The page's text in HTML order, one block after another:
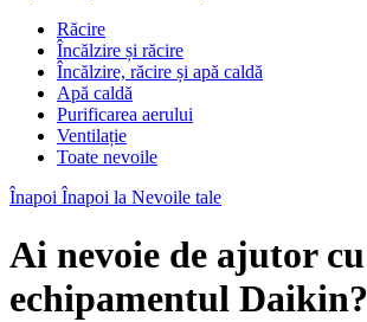
Răcire
Încălzire și răcire
Încălzire, răcire și apă caldă
Apă caldă
Purificarea aerului
Ventilație
Toate nevoile
Înapoi Înapoi la Nevoile tale
Ai nevoie de ajutor cu
echipamentul Daikin?